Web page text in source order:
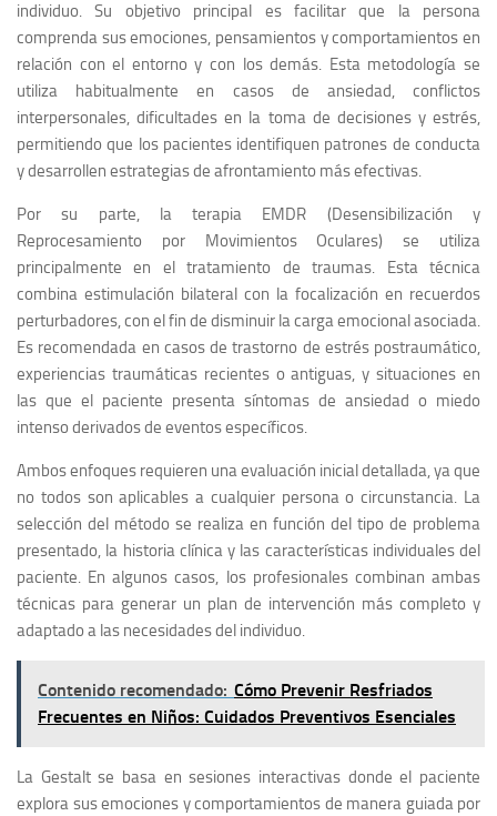
individuo. Su objetivo principal es facilitar que la persona
comprenda sus emociones, pensamientos y comportamientos en
relación con el entorno y con los demás. Esta metodología se
utiliza habitualmente en casos de ansiedad, conflictos
interpersonales, dificultades en la toma de decisiones y estrés,
permitiendo que los pacientes identifiquen patrones de conducta
y desarrollen estrategias de afrontamiento más efectivas.
Por su parte, la terapia EMDR (Desensibilización y
Reprocesamiento por Movimientos Oculares) se utiliza
principalmente en el tratamiento de traumas. Esta técnica
combina estimulación bilateral con la focalización en recuerdos
perturbadores, con el fin de disminuir la carga emocional asociada.
Es recomendada en casos de trastorno de estrés postraumático,
experiencias traumáticas recientes o antiguas, y situaciones en
las que el paciente presenta síntomas de ansiedad o miedo
intenso derivados de eventos específicos.
Ambos enfoques requieren una evaluación inicial detallada, ya que
no todos son aplicables a cualquier persona o circunstancia. La
selección del método se realiza en función del tipo de problema
presentado, la historia clínica y las características individuales del
paciente. En algunos casos, los profesionales combinan ambas
técnicas para generar un plan de intervención más completo y
adaptado a las necesidades del individuo.
Contenido recomendado: Cómo Prevenir Resfriados
Frecuentes en Niños: Cuidados Preventivos Esenciales
La Gestalt se basa en sesiones interactivas donde el paciente
explora sus emociones y comportamientos de manera guiada por